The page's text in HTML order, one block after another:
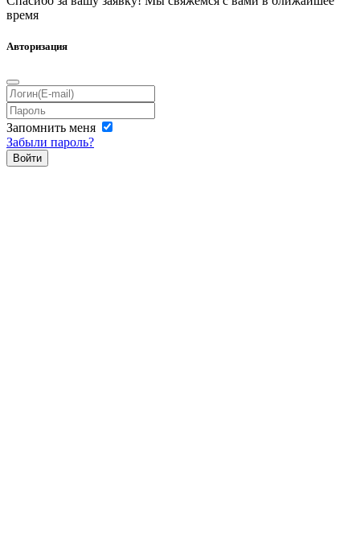
время
Авторизация
Запомнить меня
Забыли пароль?
Войти